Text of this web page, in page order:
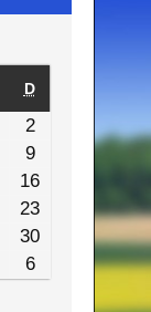
D
2
9
16
23
30
6